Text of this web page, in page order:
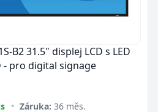
B2 31.5" displej LCD s LED
- pro digital signage
• Záruka: 36 měs.